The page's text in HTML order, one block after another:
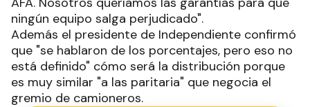
ningún equipo salga perjudicado".
Además el presidente de Independiente confirmó
que "se hablaron de los porcentajes, pero eso no
está definido" cómo será la distribución porque
es muy similar "a las paritaria" que negocia el
gremio de camioneros.